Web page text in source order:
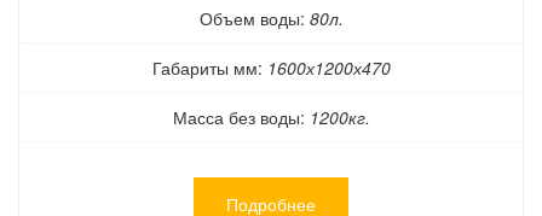
расходовать топливо в больших объемах. Иногда дешевые
время и прогорают, поскольку в конструкции металлического
и котел приходится менять полностью.
сельскохозяйственного процесса, например, сушки древесины
или зерна, необходимо обеспечить долговременную
Объем воды: 80л.
Габариты мм: 1600х1200х470
Масса без воды: 1200кг.
Подробнее